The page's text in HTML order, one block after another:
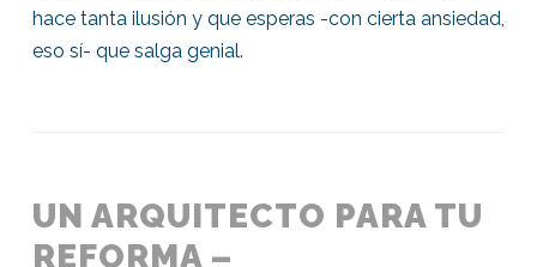
hace tanta ilusión y que esperas -con cierta ansiedad,
eso sí- que salga genial.
UN ARQUITECTO PARA TU
REFORMA –